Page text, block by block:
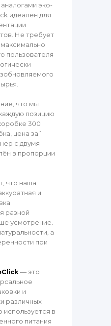
эко-
идеален для
Не требует
пользователя
что мы
позицию
300
цена за 1
с двумя
в пропорции
что наша
и
разной
усмотрение.
а
при
— это
и
различных
в
питания